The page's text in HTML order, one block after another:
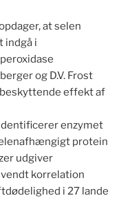
at selen
indgå i
og D.V. Frost
effekt af
enzymet
protein
udgiver
korrelation
i 27 lande